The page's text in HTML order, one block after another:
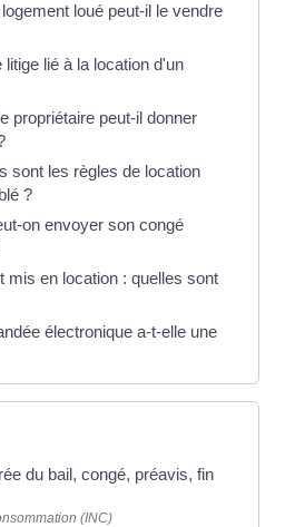
loué peut-il le vendre
lié à la location d'un
propriétaire peut-il donner
sont les règles de location
?
on envoyer son congé
mis en location : quelles sont
électronique a-t-elle une
du bail, congé, préavis, fin
(INC)